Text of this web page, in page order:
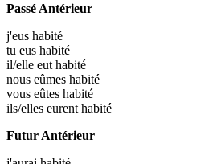
Passé Antérieur
j'eus habité
tu eus habité
il/elle eut habité
nous eûmes habité
vous eûtes habité
ils/elles eurent habité
Futur Antérieur